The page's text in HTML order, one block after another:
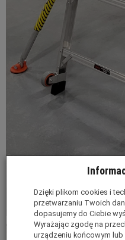
Dzięki plikom cookies i
przetwarzaniu Twoich
dopasujemy do Ciebie
Wyrażając zgodę na
urządzeniu końcowym